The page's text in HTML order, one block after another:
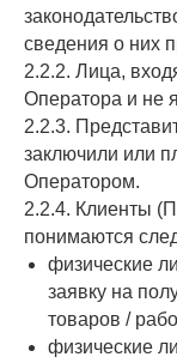
сведения о них
2.2.2. Лица,
Оператора и не
2.2.3.
заключили или
Оператором.
2.2.4. Клиенты
понимаются
физические
заявку на
товаров /
физические